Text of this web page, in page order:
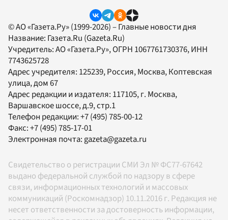
© АО «Газета.Ру» (1999-2026) – Главные новости дня
Название: Газета.Ru (Gazeta.Ru)
Учредитель:АО «Газета.Ру», ОГРН 1067761730376, ИНН
7743625728
Адрес учредителя: 125239, Россия, Москва, Коптевская
улица, дом 67
Адрес редакции и издателя: 117105, г. Москва,
Варшавское шоссе, д.9, стр.1
Телефон редакции:+7 (495) 785-00-12
Факс:+7 (495) 785-17-01
Электронная почта: gazeta@gazeta.ru
Свидетельство о регистрации СМИ Эл № ФС77-67642
выдано федеральной службой по надзору в сфере
связи, информационных технологий и массовых
коммуникаций (Роскомнадзор) 10.11.2016 г. Редакция не
несет ответственности за достоверность информации,